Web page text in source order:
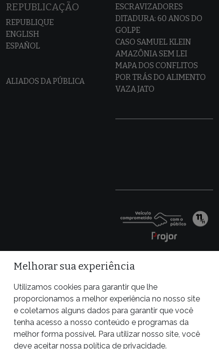
REPUBLICAÇÃO
REPUBLIQUE
ENGLISH
ESPAÑOL
ALIADOS DA PÚBLICA
ESCRAVIZADORES
DITADURA: 60 ANOS DO
GOLPE
CASO SAMUEL KLEIN
AMAZÔNIA SEM LEI
MAPA DOS CONFLITOS
POR TRÁS DO ALIMENTO
VAZA JATO
Site desenvolvido por
Melhorar sua experiência
Utilizamos cookies para garantir que lhe
proporcionamos a melhor experiência no nosso site
e coletamos alguns dados para garantir que você
tenha acesso a nosso conteúdo e programas da
melhor forma possível. Para utilizar nosso site, você
deve aceitar nossa política de privacidade.